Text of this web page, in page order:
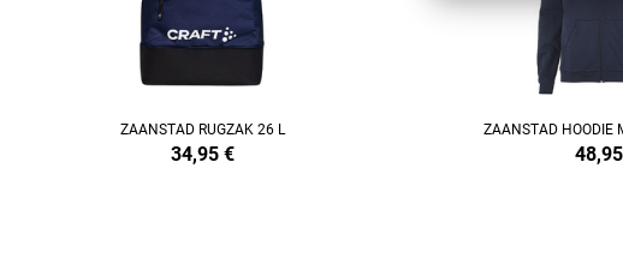
ZAANSTAD RUGZAK 26 L
34,95 €
ZAANSTAD HOODIE
48,95